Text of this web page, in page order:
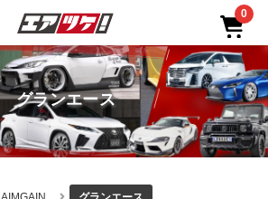
0
グランエース